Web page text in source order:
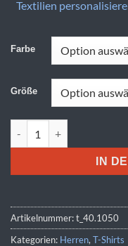
Textilien
Farbe
Größe
IN
Artikelnummer:t_40.1050
Kategorien: Herren, T-Shirts